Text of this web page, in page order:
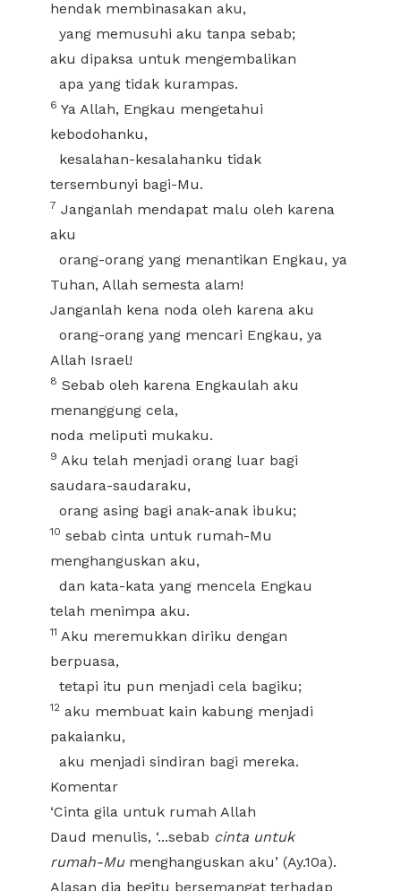
hendak membinasakan aku,
yang memusuhi aku tanpa sebab;
aku dipaksa untuk mengembalikan
apa yang tidak kurampas.
6 Ya Allah, Engkau mengetahui
kebodohanku,
kesalahan-kesalahanku tidak
tersembunyi bagi-Mu.
7 Janganlah mendapat malu oleh karena
aku
orang-orang yang menantikan Engkau, ya
Tuhan, Allah semesta alam!
Janganlah kena noda oleh karena aku
orang-orang yang mencari Engkau, ya
Allah Israel!
8 Sebab oleh karena Engkaulah aku
menanggung cela,
noda meliputi mukaku.
9 Aku telah menjadi orang luar bagi
saudara-saudaraku,
orang asing bagi anak-anak ibuku;
10 sebab cinta untuk rumah-Mu
menghanguskan aku,
dan kata-kata yang mencela Engkau
telah menimpa aku.
11 Aku meremukkan diriku dengan
berpuasa,
tetapi itu pun menjadi cela bagiku;
12 aku membuat kain kabung menjadi
pakaianku,
aku menjadi sindiran bagi mereka.
Komentar
‘Cinta gila untuk rumah Allah
Daud menulis, ‘...sebab cinta untuk
rumah-Mumenghanguskan aku’ (Ay.10a).
Alasan dia begitu bersemangat terhadap